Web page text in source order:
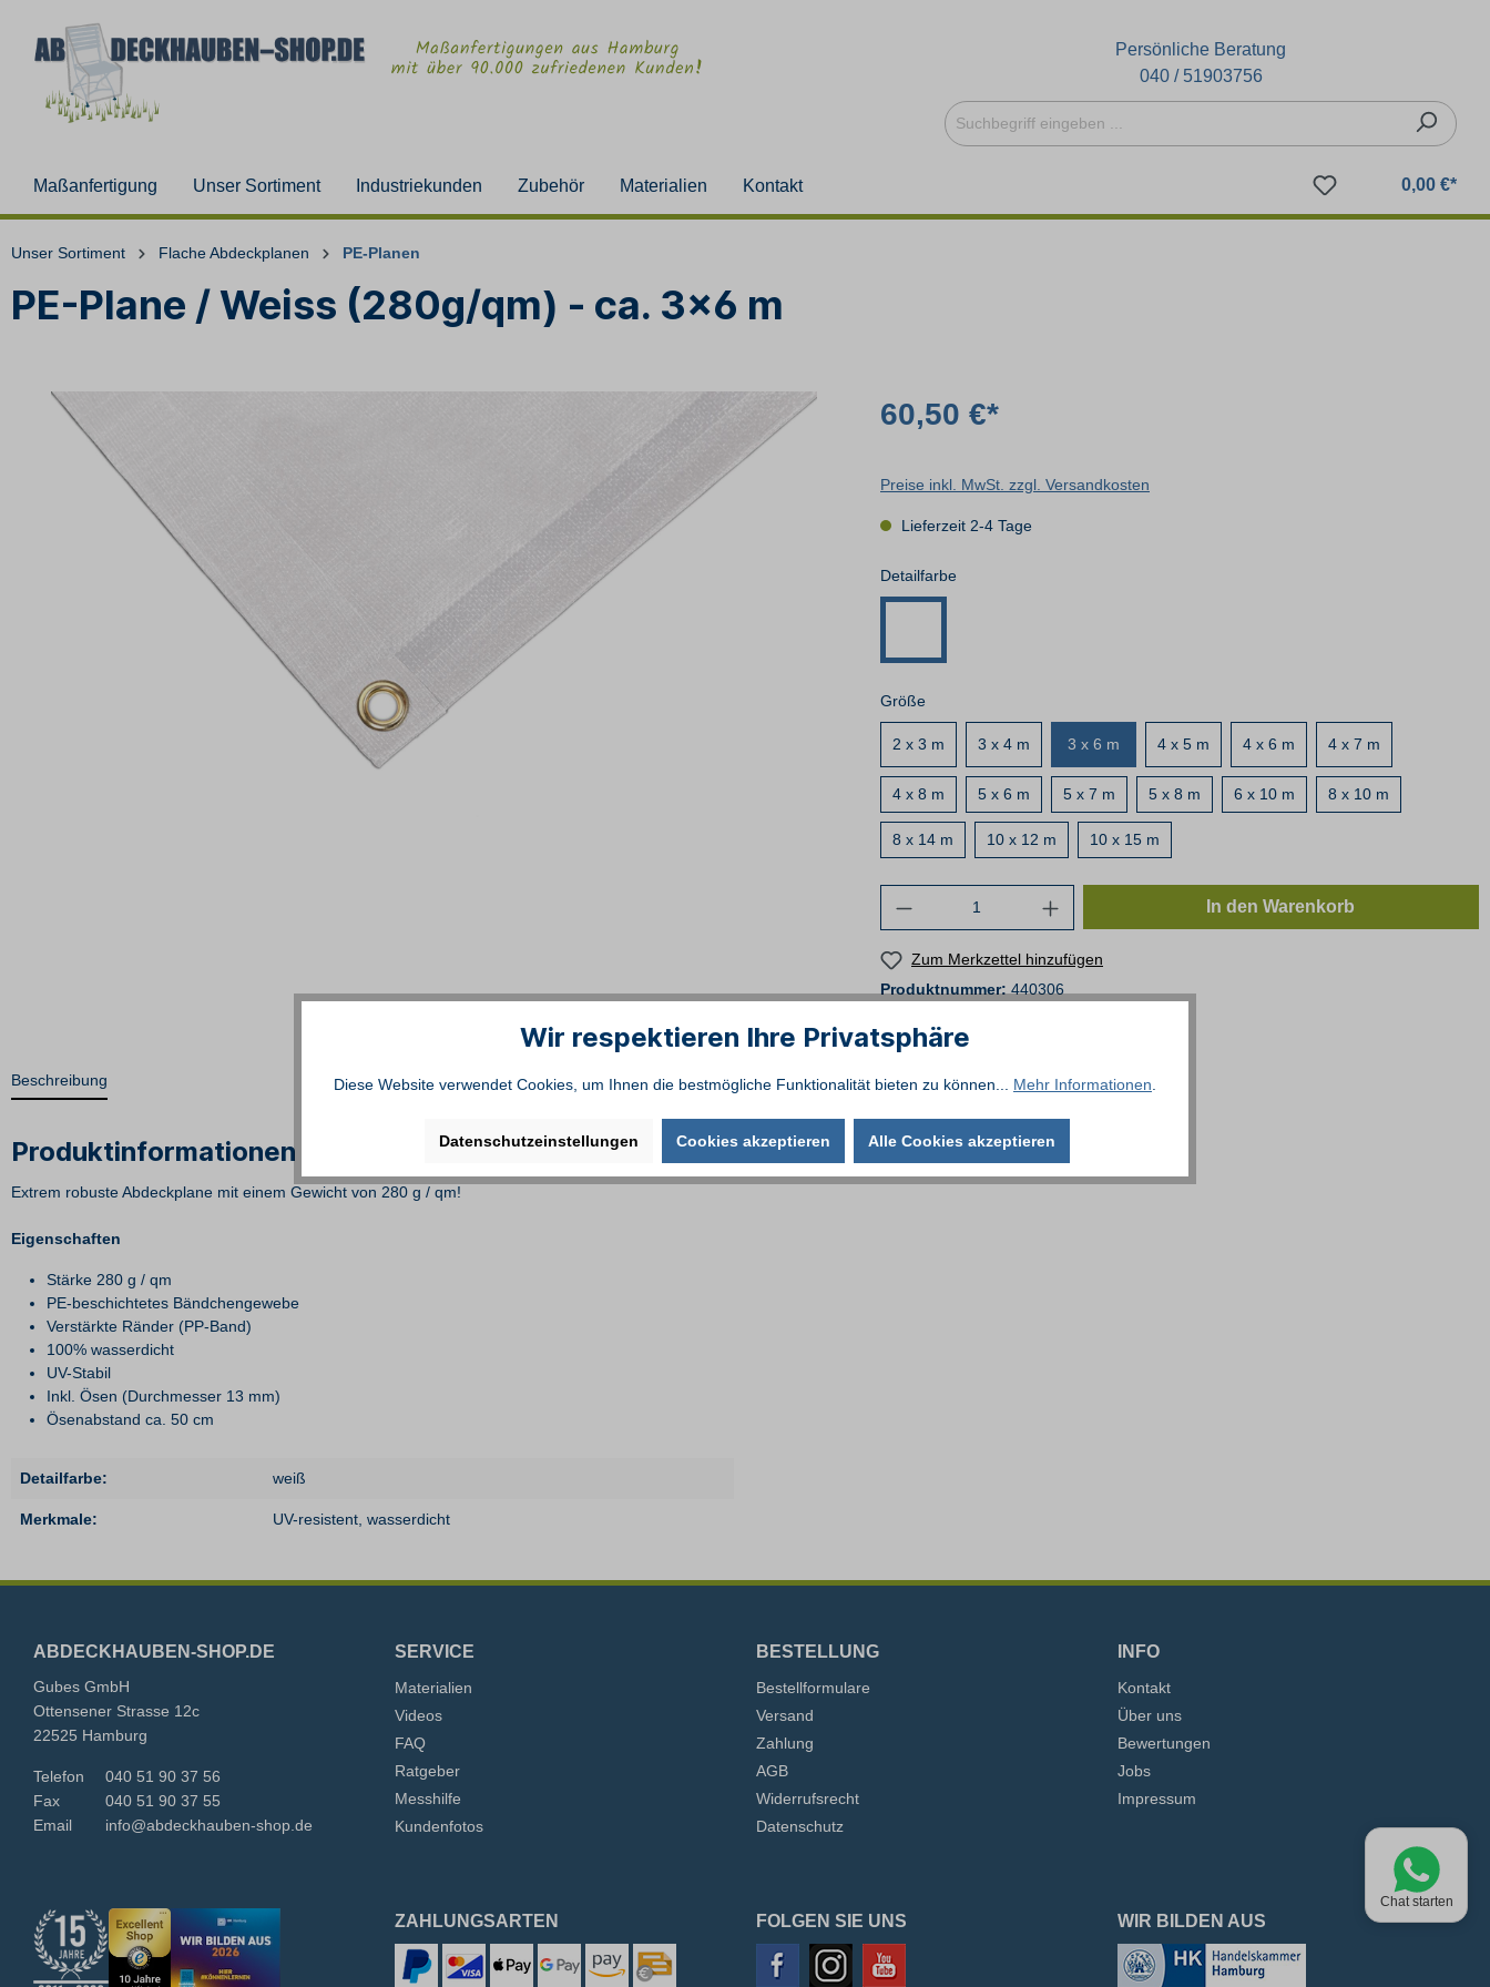
Persönliche Beratung
040 / 51903756
Maßanfertigung Unser Sortiment Industriekunden Zubehör Materialien Kontakt 0,00 €*
Unser Sortiment Flache Abdeckplanen PE-Planen
PE-Plane / Weiss (280g/qm) - ca. 3x6 m
60,50 €*
Preise inkl. MwSt. zzgl. Versandkosten
Lieferzeit 2-4 Tage
Detailfarbe
Größe
2 x 3 m 3 x 4 m 3 x 6 m 4 x 5 m 4 x 6 m 4 x 7 m
4 x 8 m 5 x 6 m 5 x 7 m 5 x 8 m 6 x 10 m 8 x 10 m
8 x 14 m 10 x 12 m 10 x 15 m
In den Warenkorb
Zum Merkzettel hinzufügen
Produktnummer: 440306
Beschreibung
Produktinformationen "PE-Plane / Weiss (280g/qm) - ca. 3x6 m"
Extrem robuste Abdeckplane mit einem Gewicht von 280 g / qm!
Eigenschaften
Stärke 280 g / qm
PE-beschichtetes Bändchengewebe
Verstärkte Ränder (PP-Band)
100% wasserdicht
UV-Stabil
Inkl. Ösen (Durchmesser 13 mm)
Ösenabstand ca. 50 cm
Detailfarbe: weiß
Merkmale: UV-resistent , wasserdicht
ABDECKHAUBEN-SHOP.DE
Gubes GmbH
Ottensener Strasse 12c
22525 Hamburg
Telefon
040 51 90 37 56
Fax
040 51 90 37 55
Email
info@abdeckhauben-shop.de
SERVICE
Materialien
Videos
FAQ
Ratgeber
Messhilfe
Kundenfotos
BESTELLUNG
Bestellformulare
Versand
Zahlung
AGB
Widerrufsrecht
Datenschutz
INFO
Kontakt
Über uns
Bewertungen
Jobs
Impressum
ZAHLUNGSARTEN FOLGEN SIE UNS WIR BILDEN AUS
Wir respektieren Ihre Privatsphäre
Diese Website verwendet Cookies, um Ihnen die bestmögliche Funktionalität bieten zu können... Mehr Informationen.
Datenschutzeinstellungen Cookies akzeptieren Alle Cookies akzeptieren
Chat starten